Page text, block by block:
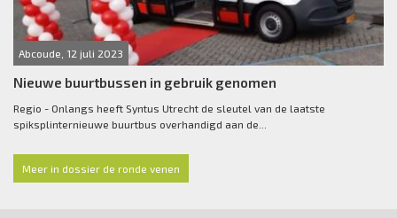
Abcoude, 12 juli 2023
Nieuwe buurtbussen in gebruik genomen
Regio - Onlangs heeft Syntus Utrecht de sleutel van de laatste
spiksplinternieuwe buurtbus overhandigd aan de...
Meer in dossier de ronde venen